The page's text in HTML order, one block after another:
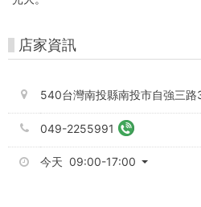
店家資訊
540台灣南投縣南投市自強三路
049-2255991
今天 09:00-17:00